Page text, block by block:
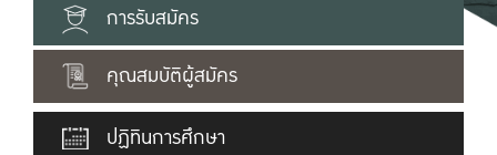
การรับสมัคร
คุณสมบัติผู้สมัคร
ปฏิทินการศึกษา